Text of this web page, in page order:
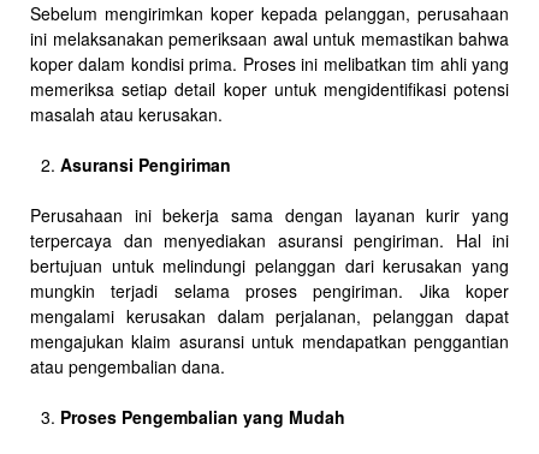
Sebelum mengirimkan koper kepada pelanggan, perusahaan
ini melaksanakan pemeriksaan awal untuk memastikan bahwa
koper dalam kondisi prima. Proses ini melibatkan tim ahli yang
memeriksa setiap detail koper untuk mengidentifikasi potensi
masalah atau kerusakan.
Asuransi Pengiriman
Perusahaan ini bekerja sama dengan layanan kurir yang
terpercaya dan menyediakan asuransi pengiriman. Hal ini
bertujuan untuk melindungi pelanggan dari kerusakan yang
mungkin terjadi selama proses pengiriman. Jika koper
mengalami kerusakan dalam perjalanan, pelanggan dapat
mengajukan klaim asuransi untuk mendapatkan penggantian
atau pengembalian dana.
Proses Pengembalian yang Mudah